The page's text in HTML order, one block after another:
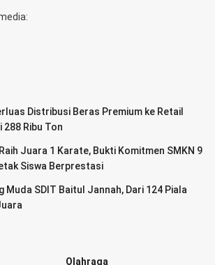
Distribusi Beras Premium ke Retail
288 Ribu Ton
Juara 1 Karate, Bukti Komitmen SMKN 9
Siswa Berprestasi
Muda SDIT Baitul Jannah, Dari 124 Piala
Olahraga